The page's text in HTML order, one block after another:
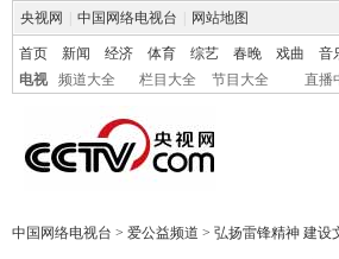
央视网 中国网络电视台 网站地图
首页 新闻 经济 体育 综艺 春晚 戏曲 音
电视
频道大全 栏目大全 节目大全 直播
中国网络电视台 > 爱公益频道 > 弘扬雷锋精神 建设